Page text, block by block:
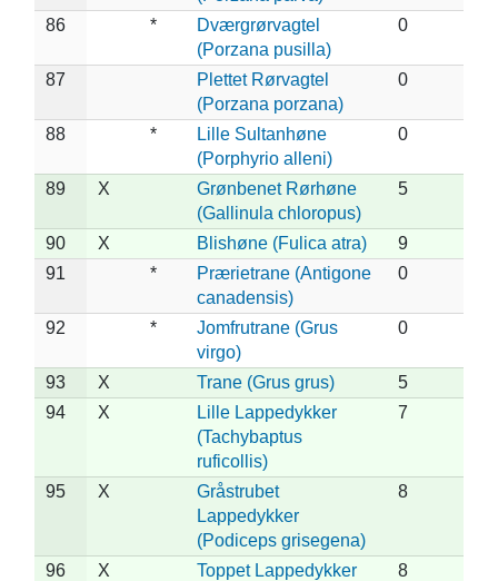
86 *
Dværgrørvagtel
(Porzana pusilla)
0
87
Plettet Rørvagtel
(Porzana porzana)
0
88 *
Lille Sultanhøne
(Porphyrio alleni)
0
89 X
Grønbenet Rørhøne
(Gallinula chloropus)
5
90 X Blishøne (Fulica atra)
9
91
*
Prærietrane (Antigone
canadensis)
0
92 *
Jomfrutrane (Grus
virgo)
0
93 X Trane (Grus grus)
5
94
X
Lille Lappedykker
(Tachybaptus
ruficollis)
7
95 X
Gråstrubet
Lappedykker
(Podiceps grisegena)
8
96 X
Toppet Lappedykker
8